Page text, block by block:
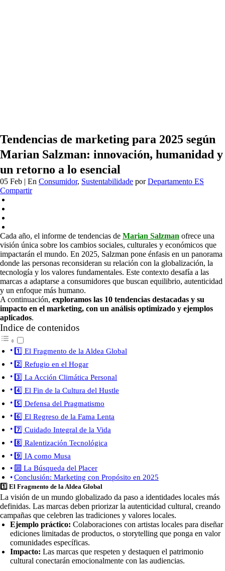
Tendencias de marketing para 2025 según
Marian Salzman: innovación, humanidad y
un retorno a lo esencial
05 Feb | En Consumidor, Sustentabilidade porDepartamento ES
Compartir
Cada año, el informe de tendencias de Marian Salzman ofrece una
visión única sobre los cambios sociales, culturales y económicos que
impactarán el mundo. En 2025, Salzman pone énfasis en un panorama
donde las personas reconsideran su relación con la globalización, la
tecnología y los valores fundamentales. Este contexto desafía a las
marcas a adaptarse a consumidores que buscan equilibrio, autenticidad
y un enfoque más humano.
A continuación, exploramos las 10 tendencias destacadas y su
impacto en el marketing, con un análisis optimizado y ejemplos
aplicados.
Indice de contenidos
1️⃣ El Fragmento de la Aldea Global
2️⃣ Refugio en el Hogar
3️⃣ La Acción Climática Personal
4️⃣ El Fin de la Cultura del Hustle
5️⃣ Defensa del Pragmatismo
6️⃣ El Regreso de la Fama Lenta
7️⃣ Cuidado Integral de la Vida
8️⃣ Ralentización Tecnológica
9️⃣ IA como Musa
🔟 La Búsqueda del Placer
Conclusión: Marketing con Propósito en 2025
1️⃣ El Fragmento de la Aldea Global
La visión de un mundo globalizado da paso a identidades locales más
definidas. Las marcas deben priorizar la autenticidad cultural, creando
campañas que celebren las tradiciones y valores locales.
Ejemplo práctico: Colaboraciones con artistas locales para diseñar
ediciones limitadas de productos, o storytelling que ponga en valor
comunidades específicas.
Impacto: Las marcas que respeten y destaquen el patrimonio
cultural conectarán emocionalmente con las audiencias.